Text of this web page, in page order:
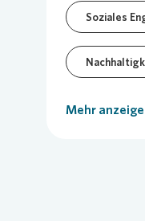
Soziales
Vor-Ort-
Mehr